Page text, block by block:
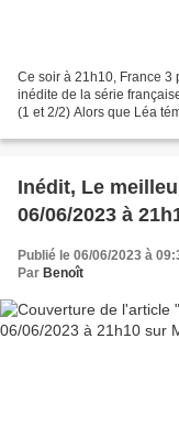
Ce soir à 21h10, France 3
inédite de la série
(1 et 2/2) Alors que Léa
Inédit, Le
06/06/2023 à
Publié le 06/06/2023 à
Par Benoît